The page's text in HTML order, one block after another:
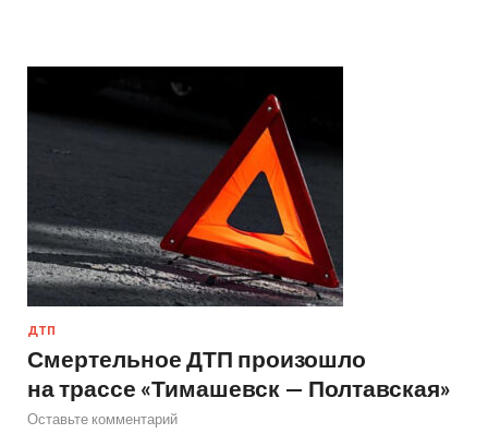
ДТП
Смертельное ДТП произошло
на трассе «Тимашевск — Полтавская»
Оставьте комментарий